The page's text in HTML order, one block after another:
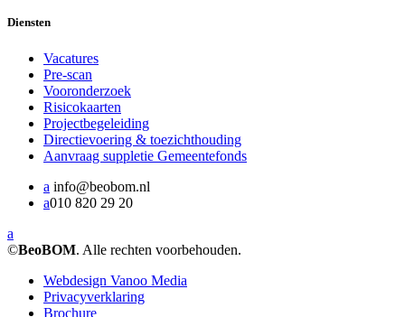
Diensten
Vacatures
Pre-scan
Vooronderzoek
Risicokaarten
Projectbegeleiding
Directievoering & toezichthouding
Aanvraag suppletie Gemeentefonds
a info@beobom.nl
a010 820 29 20
a
©BeoBOM. Alle rechten voorbehouden.
Webdesign Vanoo Media
Privacyverklaring
Brochure